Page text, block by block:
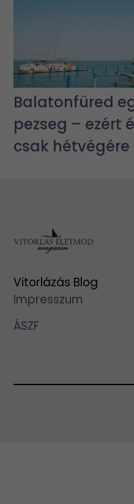
Balatonfüred
pezseg – ezért
csak hétvégére
Vitorlázás Blog
Impresszum
ÁSZF